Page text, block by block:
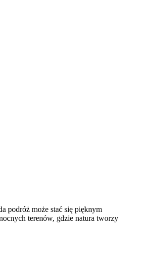
podróż może stać się pięknym
terenów, gdzie natura tworzy